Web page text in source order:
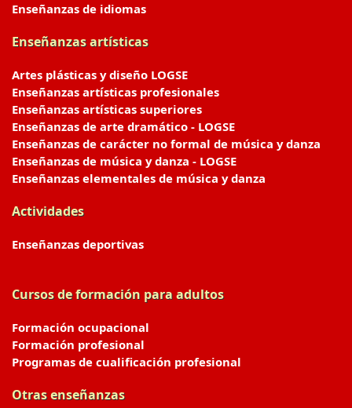
Enseñanzas de idiomas
Enseñanzas artísticas
Artes plásticas y diseño LOGSE
Enseñanzas artísticas profesionales
Enseñanzas artísticas superiores
Enseñanzas de arte dramático - LOGSE
Enseñanzas de carácter no formal de música y danza
Enseñanzas de música y danza - LOGSE
Enseñanzas elementales de música y danza
Actividades
Enseñanzas deportivas
Cursos de formación para adultos
Formación ocupacional
Formación profesional
Programas de cualificación profesional
Otras enseñanzas